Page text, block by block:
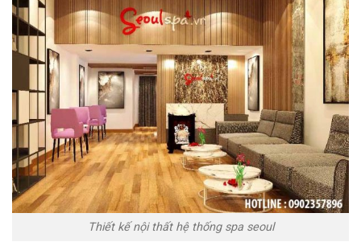
Thiết kế nội thất hệ thống spa seoul